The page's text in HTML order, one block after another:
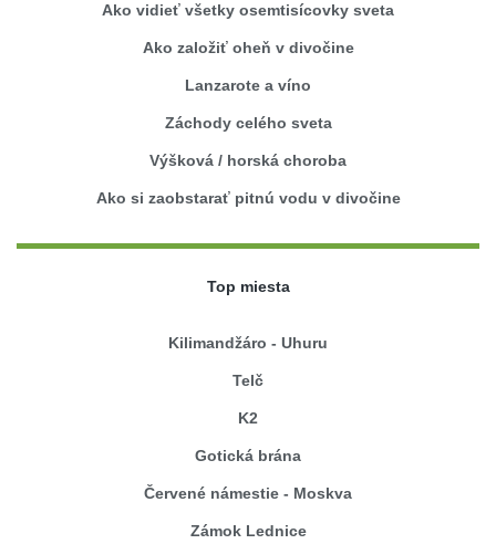
Ako vidieť všetky osemtisícovky sveta
Ako založiť oheň v divočine
Lanzarote a víno
Záchody celého sveta
Výšková / horská choroba
Ako si zaobstarať pitnú vodu v divočine
Top miesta
Kilimandžáro - Uhuru
Telč
K2
Gotická brána
Červené námestie - Moskva
Zámok Lednice